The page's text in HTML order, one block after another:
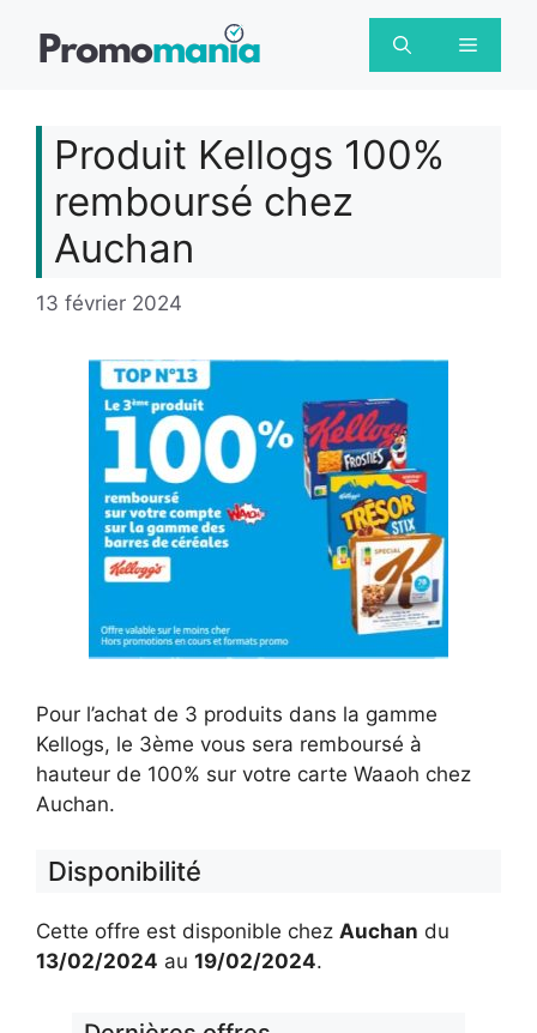
Menu
Produit Kellogs 100%
remboursé chez
Auchan
13 février 2024
Pour l’achat de 3 produits dans la gamme
Kellogs, le 3ème vous sera remboursé à
hauteur de 100% sur votre carte Waaoh chez
Auchan.
Disponibilité
Cette offre est disponible chez Auchan du
13/02/2024 au 19/02/2024.